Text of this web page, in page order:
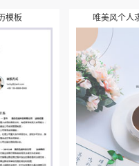
模板 唯美风个人